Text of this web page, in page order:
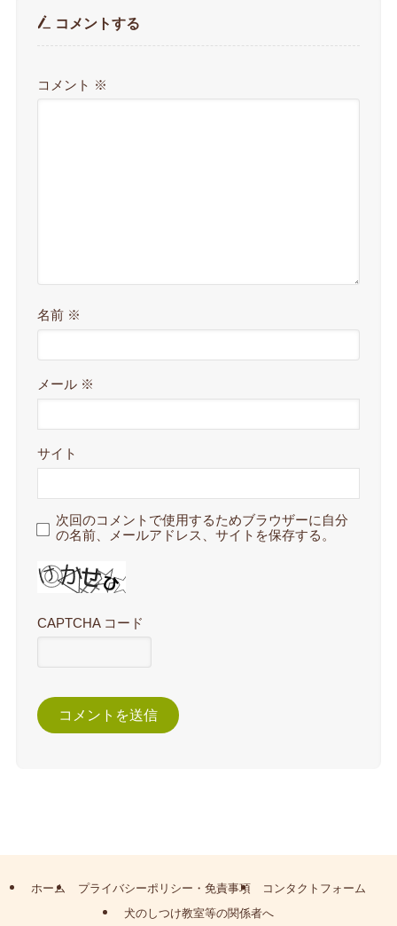
コメントする
コメント ※
名前 ※
メール ※
サイト
次回のコメントで使用するためブラウザーに自分
の名前、メールアドレス、サイトを保存する。
CAPTCHA コード
ホーム プライバシーポリシー・免責事項
コンタクトフォーム
犬のしつけ教室等の関係者へ